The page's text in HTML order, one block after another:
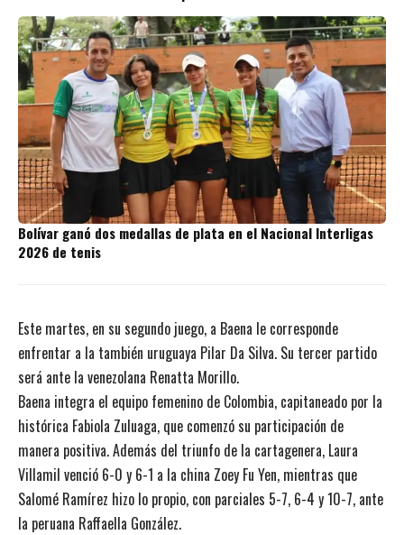
Bolívar ganó dos medallas de plata en el Nacional Interligas
2026 de tenis
Este martes, en su segundo juego, a Baena le corresponde
enfrentar a la también uruguaya Pilar Da Silva. Su tercer partido
será ante la venezolana Renatta Morillo.
Baena integra el equipo femenino de Colombia, capitaneado por la
histórica Fabiola Zuluaga, que comenzó su participación de
manera positiva. Además del triunfo de la cartagenera, Laura
Villamil venció 6-0 y 6-1 a la china Zoey Fu Yen, mientras que
Salomé Ramírez hizo lo propio, con parciales 5-7, 6-4 y 10-7, ante
la peruana Raffaella González.